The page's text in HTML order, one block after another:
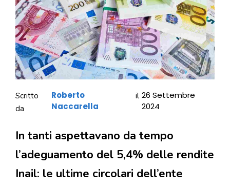
Scritto
da
Roberto
Naccarella
il 26 Settembre
2024
In tanti aspettavano da tempo
l’adeguamento del 5,4% delle rendite
Inail: le ultime circolari dell’ente